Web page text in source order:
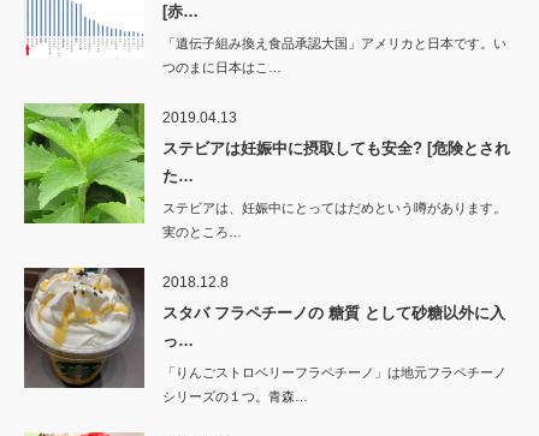
[赤…
「遺伝子組み換え食品承認大国」アメリカと日本です。い
つのまに日本はこ…
2019.04.13
ステビアは妊娠中に摂取しても安全? [危険とされ
た…
ステビアは、妊娠中にとってはだめという噂があります。
実のところ…
2018.12.8
スタバ フラペチーノの 糖質 として砂糖以外に入
っ…
「りんごストロベリーフラペチーノ」は地元フラペチーノ
シリーズの１つ。青森…